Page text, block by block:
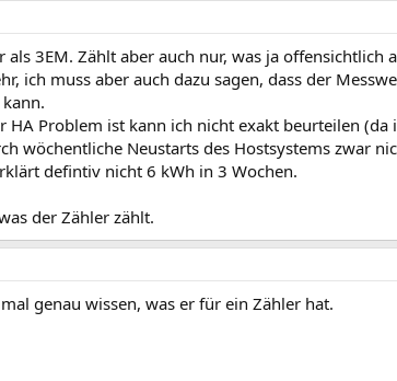
3EM. Zählt aber auch nur, was ja offensichtlich
ich muss aber auch dazu sagen, dass der
HA Problem ist kann ich nicht exakt beurteilen (da
wöchentliche Neustarts des Hostsystems zwar
defintiv nicht 6 kWh in 3 Wochen.
der Zähler zählt.
genau wissen, was er für ein Zähler hat.